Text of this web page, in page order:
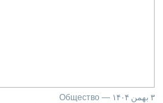
۳ بهمن ۱۴۰۴ — Общество